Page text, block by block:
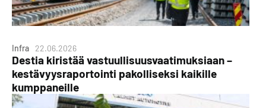
Infra 22.06.2026
Destia kiristää vastuullisuusvaatimuksiaan –
kestävyysraportointi pakolliseksi kaikille
kumppaneille